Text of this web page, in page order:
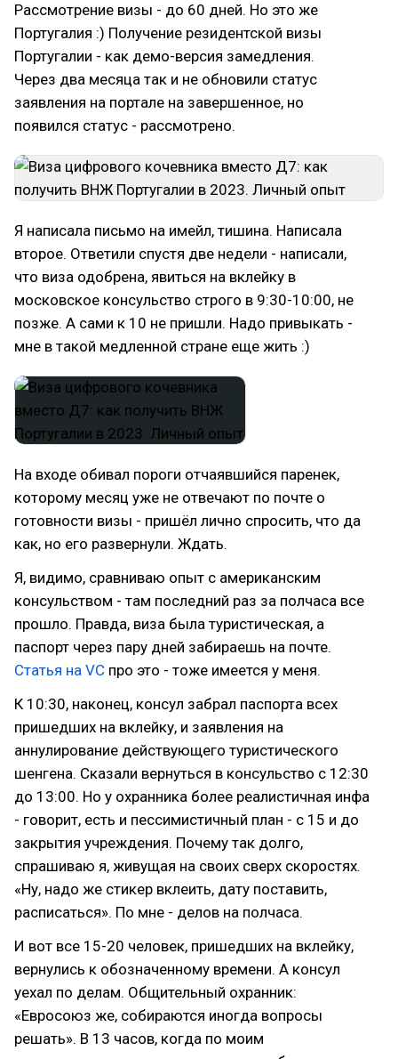
Рассмотрение визы - до 60 дней. Но это же
Португалия :) Получение резидентской визы
Португалии - как демо-версия замедления.
Через два месяца так и не обновили статус
заявления на портале на завершенное, но
появился статус - рассмотрено.
Я написала письмо на имейл, тишина. Написала
второе. Ответили спустя две недели - написали,
что виза одобрена, явиться на вклейку в
московское консульство строго в 9:30-10:00, не
позже. А сами к 10 не пришли. Надо привыкать -
мне в такой медленной стране еще жить :)
На входе обивал пороги отчаявшийся паренек,
которому месяц уже не отвечают по почте о
готовности визы - пришёл лично спросить, что да
как, но его развернули. Ждать.
Я, видимо, сравниваю опыт с американским
консульством - там последний раз за полчаса все
прошло. Правда, виза была туристическая, а
паспорт через пару дней забираешь на почте.
Статья на VC про это - тоже имеется у меня.
К 10:30, наконец, консул забрал паспорта всех
пришедших на вклейку, и заявления на
аннулирование действующего туристического
шенгена. Сказали вернуться в консульство с 12:30
до 13:00. Но у охранника более реалистичная инфа
- говорит, есть и пессимистичный план - с 15 и до
закрытия учреждения. Почему так долго,
спрашиваю я, живущая на своих сверх скоростях.
«Ну, надо же стикер вклеить, дату поставить,
расписаться». По мне - делов на полчаса.
И вот все 15-20 человек, пришедших на вклейку,
вернулись к обозначенному времени. А консул
уехал по делам. Общительный охранник:
«Евросоюз же, собираются иногда вопросы
решать». В 13 часов, когда по моим